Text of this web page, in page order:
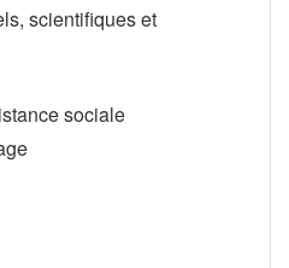
scientifiques et
sociale